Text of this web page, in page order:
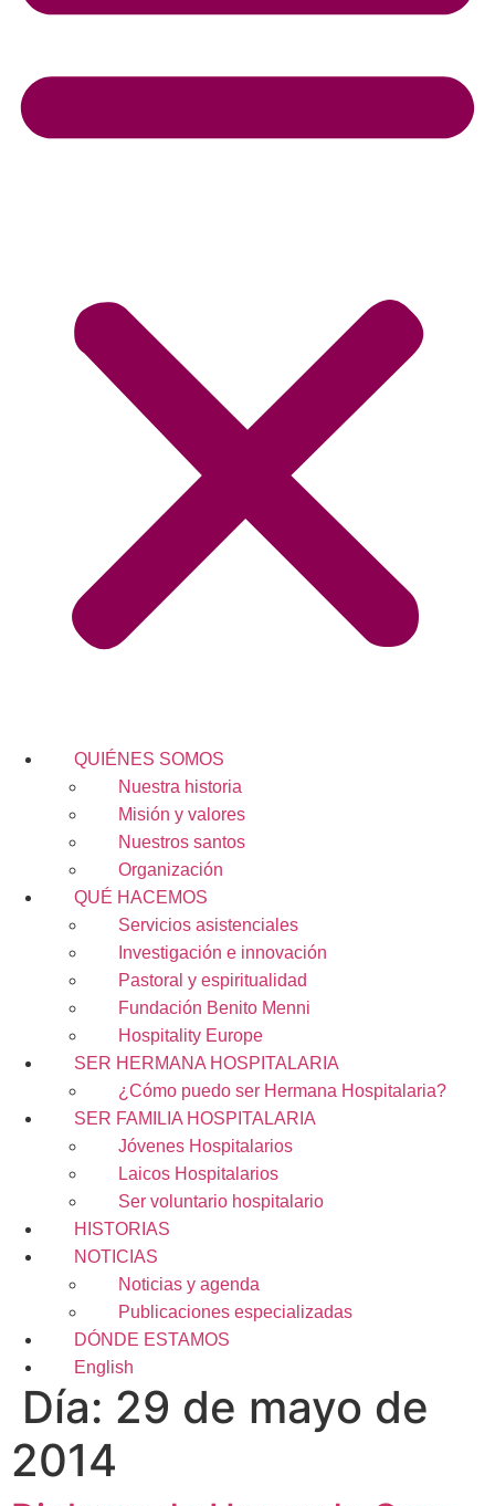
QUIÉNES SOMOS
Nuestra historia
Misión y valores
Nuestros santos
Organización
QUÉ HACEMOS
Servicios asistenciales
Investigación e innovación
Pastoral y espiritualidad
Fundación Benito Menni
Hospitality Europe
SER HERMANA HOSPITALARIA
¿Cómo puedo ser Hermana Hospitalaria?
SER FAMILIA HOSPITALARIA
Jóvenes Hospitalarios
Laicos Hospitalarios
Ser voluntario hospitalario
HISTORIAS
NOTICIAS
Noticias y agenda
Publicaciones especializadas
DÓNDE ESTAMOS
English
Día: 29 de mayo de
2014